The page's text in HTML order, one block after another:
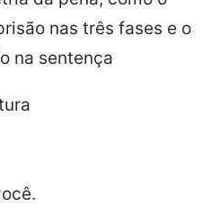
nas três fases e o
na sentença